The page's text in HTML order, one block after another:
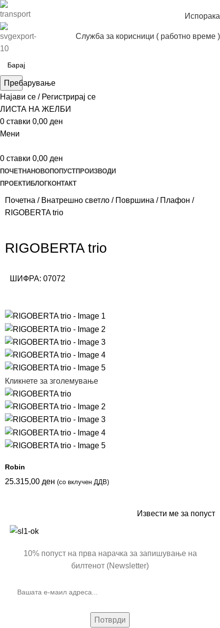
Испорака
Служба за корисници ( работно време )
Пребарување
Најави се / Регистрирај се
ЛИСТА НА ЖЕЛБИ
0 ставки 0,00 ден
Мени
0 ставки 0,00 ден
ПОЧЕТНАНОВОПОПУСТПРОИЗВОДИ
ПРОЕКТИ БЛОГКОНТАКТ
Почетна Внатрешно светло Површина
Плафон
RIGOBERTA trio
RIGOBERTA trio
ШИФРА: 07072
Кликнете за зголемување
Robin
25.315,00 ден (со вклучен ДДВ)
Извести ме за попуст
10% попуст на прва нарачка за запишување на
билтенот (Newsletter)